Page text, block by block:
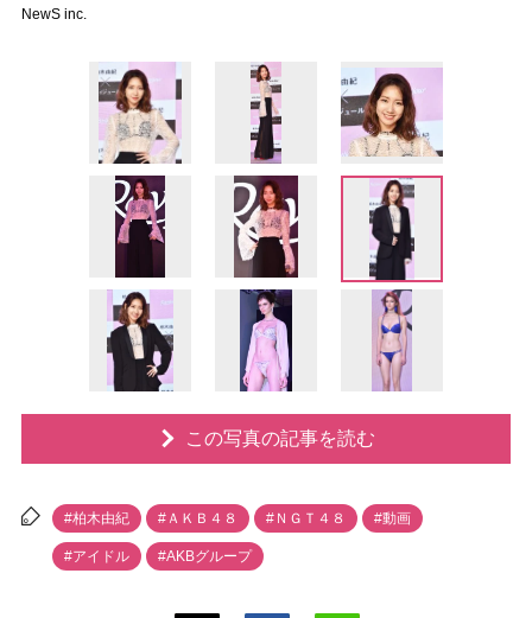
NewS inc.
この写真の記事を読む
#柏木由紀 #ＡＫＢ４８ #ＮＧＴ４８ #動画
#アイドル #AKBグループ